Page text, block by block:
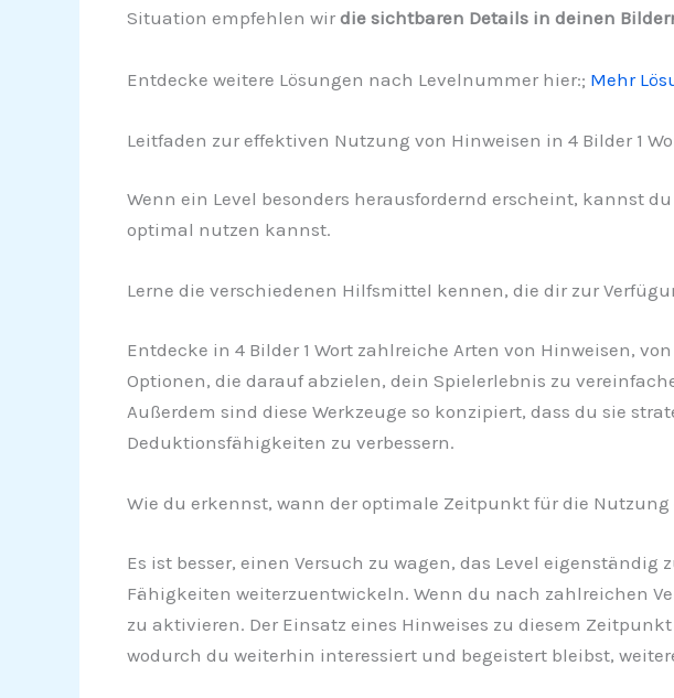
Situation empfehlen wir die sichtbaren Details in deinen
Entdecke weitere Lösungen nach Levelnummer hier:; Mehr
Leitfaden zur effektiven Nutzung von Hinweisen in 4 Bilder 1
Wenn ein Level besonders herausfordernd erscheint, kannst
optimal nutzen kannst.
Lerne die verschiedenen Hilfsmittel kennen, die dir zur
Entdecke in 4 Bilder 1 Wort zahlreiche Arten von Hinweisen,
Optionen, die darauf abzielen, dein Spielerlebnis zu
Außerdem sind diese Werkzeuge so konzipiert, dass du sie
Deduktionsfähigkeiten zu verbessern.
Wie du erkennst, wann der optimale Zeitpunkt für die Nutzung
Es ist besser, einen Versuch zu wagen, das Level
Fähigkeiten weiterzuentwickeln. Wenn du nach zahlreichen
zu aktivieren. Der Einsatz eines Hinweises zu diesem
wodurch du weiterhin interessiert und begeistert bleibst,